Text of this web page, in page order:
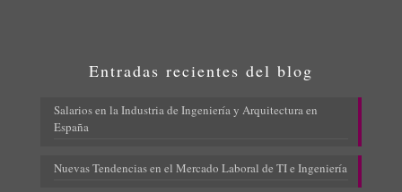
Entradas recientes del blog
Salarios en la Industria de Ingeniería y Arquitectura en
España
Nuevas Tendencias en el Mercado Laboral de TI e Ingeniería